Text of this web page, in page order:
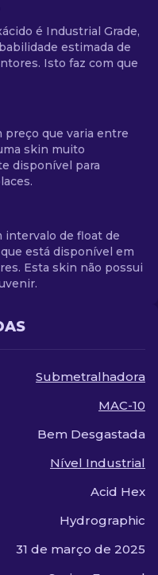
é Industrial Grade,
estimada de
Isto faz com que
preço que varia entre
skin muito
disponível para
intervalo de float de
está disponível em
Esta skin não possui
Submetralhadora
MAC-10
Bem Desgastada
Nível Industrial
Acid Hex
Hydrographic
31 de março de 2025